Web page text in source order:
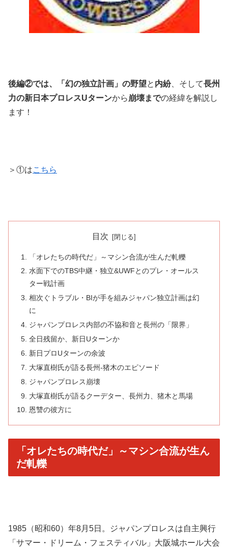
後編②では、「幻の独立計画」の野望と 内紛、そして長州
力の新日本プロレスUターンから 崩壊までの経緯を解説し
ます！
＞①はこちら
目次
「オレたちの時代だ」～マシン合流が生んだ軋轢
水面下でのTBS中継・独立&UWFとのプレ・オールス
ター戦計画
相次ぐトラブル・BIが手を組みジャパン独立計画は幻
に
ジャパンプロレス内部の不協和音と長州の「限界」
全日残留か、新日Uターンか
新日プロUターンの余波
大塚直樹氏が語る長州‐猪木のエピソード
ジャパンプロレス崩壊
大塚直樹氏が語るクーデター、長州力、猪木と馬場
恩讐の彼方に
「オレたちの時代だ」～マシン合流が生ん
だ軋轢
1985（昭和60）年8月5日。ジャパンプロレスは自主興行
「サマー・ドリーム・フェスティバル」大阪城ホール大会